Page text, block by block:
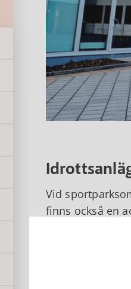
Vid
finns också en
I kommunen
Du hittar